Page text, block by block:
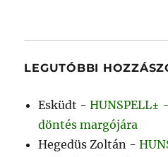
LEGUTÓBBI
Esküdt -HUNSPELL±
döntés margójára
Hegedüs Zoltán -